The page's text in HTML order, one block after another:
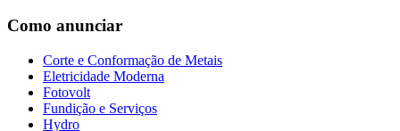
Como anunciar
Corte e Conformação de Metais
Eletricidade Moderna
Fotovolt
Fundição e Serviços
Hydro